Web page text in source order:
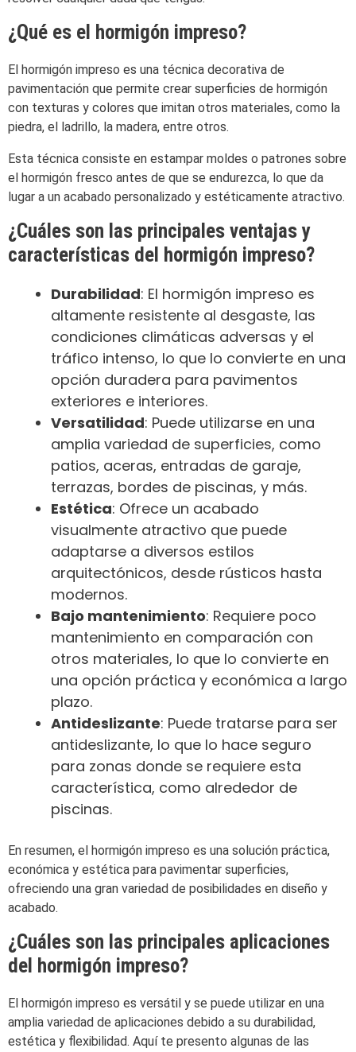
¿Qué es el hormigón impreso?
El hormigón impreso es una técnica decorativa de
pavimentación que permite crear superficies de hormigón
con texturas y colores que imitan otros materiales, como la
piedra, el ladrillo, la madera, entre otros.
Esta técnica consiste en estampar moldes o patrones sobre
el hormigón fresco antes de que se endurezca, lo que da
lugar a un acabado personalizado y estéticamente atractivo.
¿Cuáles son las principales ventajas y
características del hormigón impreso?
Durabilidad: El hormigón impreso es
altamente resistente al desgaste, las
condiciones climáticas adversas y el
tráfico intenso, lo que lo convierte en una
opción duradera para pavimentos
exteriores e interiores.
Versatilidad: Puede utilizarse en una
amplia variedad de superficies, como
patios, aceras, entradas de garaje,
terrazas, bordes de piscinas, y más.
Estética: Ofrece un acabado
visualmente atractivo que puede
adaptarse a diversos estilos
arquitectónicos, desde rústicos hasta
modernos.
Bajo mantenimiento: Requiere poco
mantenimiento en comparación con
otros materiales, lo que lo convierte en
una opción práctica y económica a largo
plazo.
Antideslizante: Puede tratarse para ser
antideslizante, lo que lo hace seguro
para zonas donde se requiere esta
característica, como alrededor de
piscinas.
En resumen, el hormigón impreso es una solución práctica,
económica y estética para pavimentar superficies,
ofreciendo una gran variedad de posibilidades en diseño y
acabado.
¿Cuáles son las principales aplicaciones
del hormigón impreso?
El hormigón impreso es versátil y se puede utilizar en una
amplia variedad de aplicaciones debido a su durabilidad,
estética y flexibilidad. Aquí te presento algunas de las